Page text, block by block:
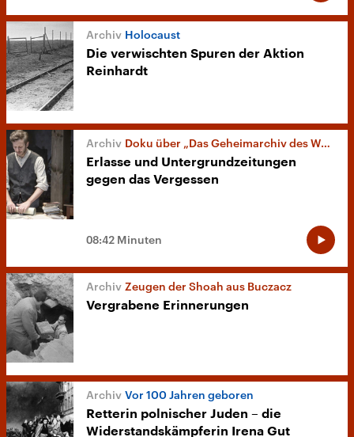
Holocaust
Die verwischten Spuren der Aktion
Reinhardt
Doku über „Das Geheimarchiv des Warschauer Ghettos“
Erlasse und Untergrundzeitungen
gegen das Vergessen
08:42 Minuten
Zeugen der Shoah aus Buczacz
Vergrabene Erinnerungen
Vor 100 Jahren geboren
Retterin polnischer Juden – die
Widerstandskämpferin Irena Gut